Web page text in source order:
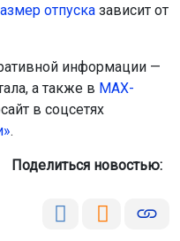
отпуска зависит от
информации —
а также в МАХ-
в соцсетях
.
Поделиться новостью: